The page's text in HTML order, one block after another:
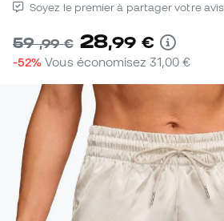
Soyez le premier à partager votre avis
59,99 € 28,99 €
-52% Vous économisez 31,00 €